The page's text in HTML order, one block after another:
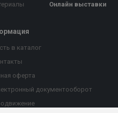
Онлайн выставки
в каталог
оферта
документооборот